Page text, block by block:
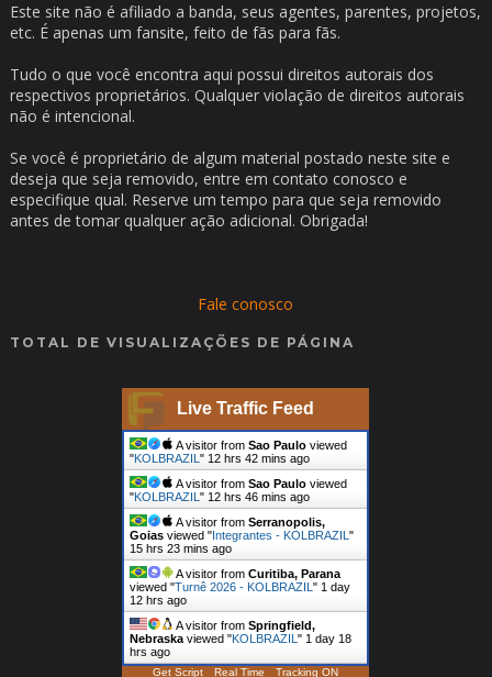
Este site não é afiliado a banda, seus agentes, parentes, projetos,
etc. É apenas um fansite, feito de fãs para fãs.
Tudo o que você encontra aqui possui direitos autorais dos
respectivos proprietários. Qualquer violação de direitos autorais
não é intencional.
Se você é proprietário de algum material postado neste site e
deseja que seja removido, entre em contato conosco e
especifique qual. Reserve um tempo para que seja removido
antes de tomar qualquer ação adicional. Obrigada!
Fale conosco
TOTAL DE VISUALIZAÇÕES DE PÁGINA
Live Traffic Feed
A visitor fromSao Paulo viewed
"KOLBRAZIL" 12 hrs 42 mins ago
A visitor fromSao Paulo viewed
"KOLBRAZIL" 12 hrs 46 mins ago
A visitor fromSerranopolis,
Goias viewed "Integrantes - KOLBRAZIL"
15 hrs 23 mins ago
A visitor fromCuritiba, Parana
viewed "Turnê 2026 - KOLBRAZIL" 1 day
12 hrs ago
A visitor fromSpringfield,
Nebraska viewed "KOLBRAZIL" 1 day 18
hrs ago
Get Script Real Time Tracking ON